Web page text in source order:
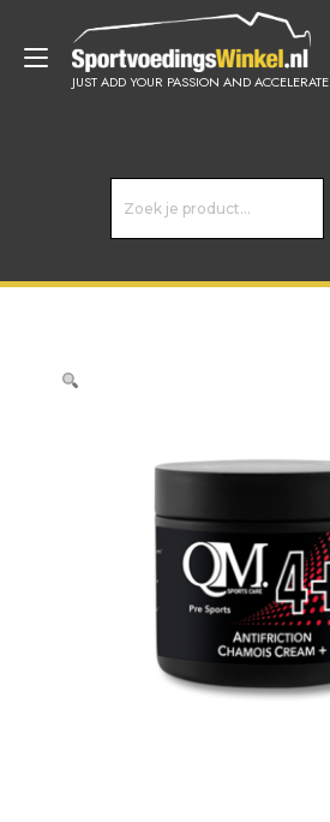
inhoud
JUST ADD YOUR PASSION AND ACCELERATE
Toggle
e